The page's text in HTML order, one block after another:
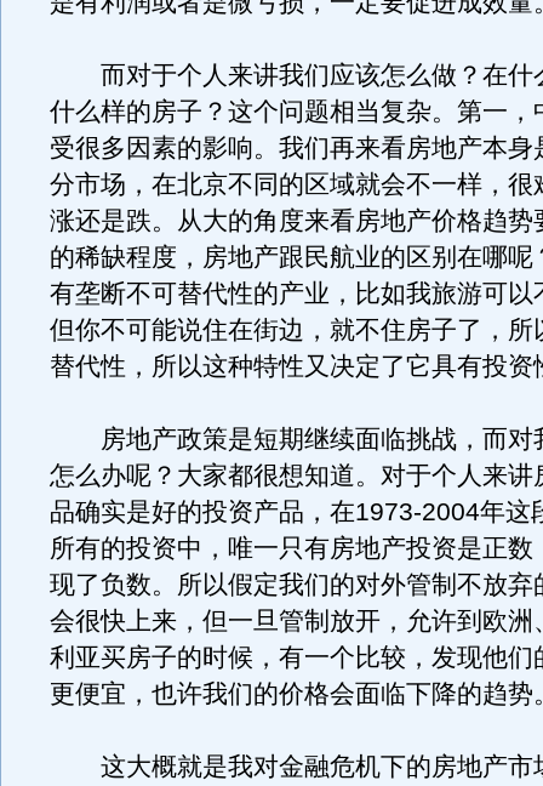
而对于个人来讲我们应该怎么做？在什
什么样的房子？这个问题相当复杂。第一，
受很多因素的影响。我们再来看房地产本身
分市场，在北京不同的区域就会不一样，很
涨还是跌。从大的角度来看房地产价格趋势
的稀缺程度，房地产跟民航业的区别在哪呢
有垄断不可替代性的产业，比如我旅游可以
但你不可能说住在街边，就不住房子了，所
替代性，所以这种特性又决定了它具有投资
房地产政策是短期继续面临挑战，而对
怎么办呢？大家都很想知道。对于个人来讲
品确实是好的投资产品，在1973-2004年这
所有的投资中，唯一只有房地产投资是正数
现了负数。所以假定我们的对外管制不放弃
会很快上来，但一旦管制放开，允许到欧洲
利亚买房子的时候，有一个比较，发现他们
更便宜，也许我们的价格会面临下降的趋势
这大概就是我对金融危机下的房地产市